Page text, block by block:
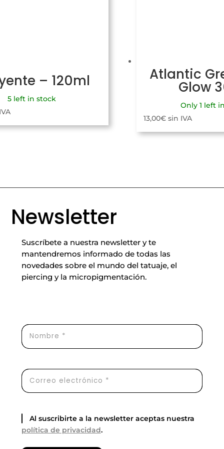
– 120ml
5 left in stock
Atlantic
Glow
Only 1 left
13,00€ sin IVA
Newsletter
Suscríbete a nuestra newsletter y te
mantendremos informado de todas las
novedades sobre el mundo del tatuaje, el
piercing y la micropigmentación.
Al suscribirte a la newsletter aceptas nuestra
política de privacidad.